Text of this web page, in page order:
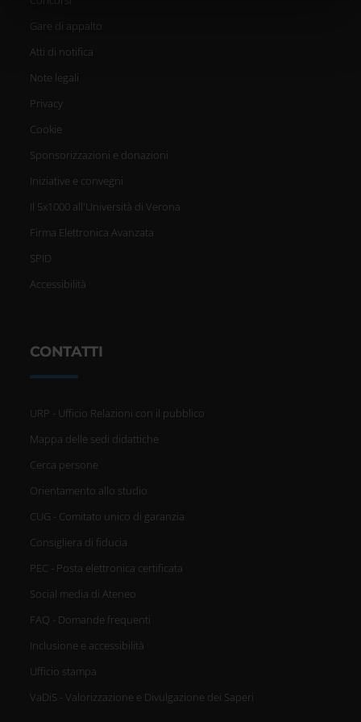
nostri partner che si occupano di analisi dei dati web,
con altre informazioni che hai fornito loro o che hanno
raccolto dal tuo utilizzo dei loro servizi.
Gare di appalto
Atti di notifica
Note legali
Privacy
Cookie
Sponsorizzazioni e donazioni
Iniziative e convegni
Il 5x1000 all'Università di Verona
Firma Elettronica Avanzata
SPID
Accessibilità
CONTATTI
URP - Ufficio Relazioni con il pubblico
Mappa delle sedi didattiche
Cerca persone
Orientamento allo studio
CUG - Comitato unico di garanzia
Consigliera di fiducia
PEC - Posta elettronica certificata
Social media di Ateneo
FAQ - Domande frequenti
Inclusione e accessibilità
Ufficio stampa
VaDiS - Valorizzazione e Divulgazione dei Saperi